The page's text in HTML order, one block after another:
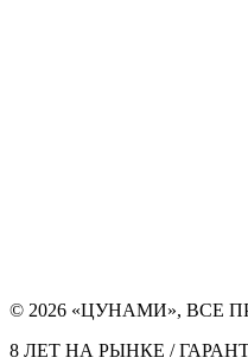
© 2026 «ЦУНАМИ», ВСЕ
8 ЛЕТ НА РЫНКЕ /